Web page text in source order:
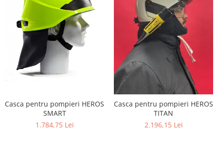
Casca pentru pompieri HEROS
SMART
1.784,75 Lei
Casca pentru pompieri HEROS
TITAN
2.196,15 Lei